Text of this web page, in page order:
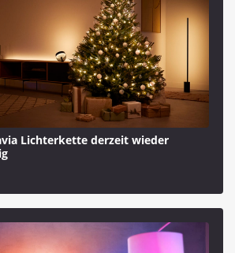
Lichterkette derzeit wieder